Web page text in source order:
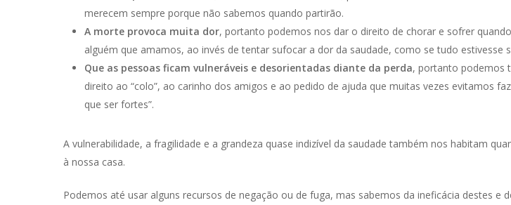
merecem sempre porque não sabemos quando partirão.
A morte provoca muita dor, portanto podemos nos dar o direito de chorar e sofrer
alguém que amamos, ao invés de tentar sufocar a dor da saudade, como se tudo estivesse
Que as pessoas ficam vulneráveis e desorientadas diante da perda, portanto podemos
direito ao “colo”, ao carinho dos amigos e ao pedido de ajuda que muitas vezes evitamos
que ser fortes”.
A vulnerabilidade, a fragilidade e a grandeza quase indizível da saudade também nos habitam
à nossa casa.
Podemos até usar alguns recursos de negação ou de fuga, mas sabemos da ineficácia destes e